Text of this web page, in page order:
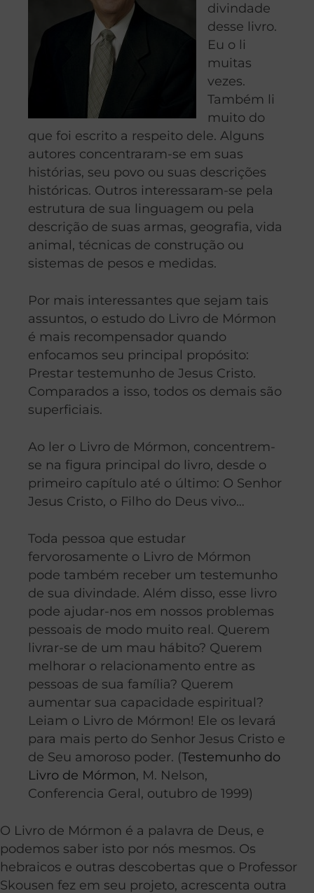
divindade
desse livro.
Eu o li
muitas
vezes.
Também li
muito do
que foi escrito a respeito dele. Alguns
autores concentraram-se em suas
histórias, seu povo ou suas descrições
históricas. Outros interessaram-se pela
estrutura de sua linguagem ou pela
descrição de suas armas, geografia, vida
animal, técnicas de construção ou
sistemas de pesos e medidas.
Por mais interessantes que sejam tais
assuntos, o estudo do Livro de Mórmon
é mais recompensador quando
enfocamos seu principal propósito:
Prestar testemunho de Jesus Cristo.
Comparados a isso, todos os demais são
superficiais.
Ao ler o Livro de Mórmon, concentrem-
se na figura principal do livro, desde o
primeiro capítulo até o último: O Senhor
Jesus Cristo, o Filho do Deus vivo…
Toda pessoa que estudar
fervorosamente o Livro de Mórmon
pode também receber um testemunho
de sua divindade. Além disso, esse livro
pode ajudar-nos em nossos problemas
pessoais de modo muito real. Querem
livrar-se de um mau hábito? Querem
melhorar o relacionamento entre as
pessoas de sua família? Querem
aumentar sua capacidade espiritual?
Leiam o Livro de Mórmon! Ele os levará
para mais perto do Senhor Jesus Cristo e
de Seu amoroso poder. (Testemunho do
Livro de Mórmon, M. Nelson,
Conferencia Geral, outubro de 1999)
O Livro de Mórmon é a palavra de Deus, e
podemos saber isto por nós mesmos. Os
hebraicos e outras descobertas que o Professor
Skousen fez em seu projeto, acrescenta outra